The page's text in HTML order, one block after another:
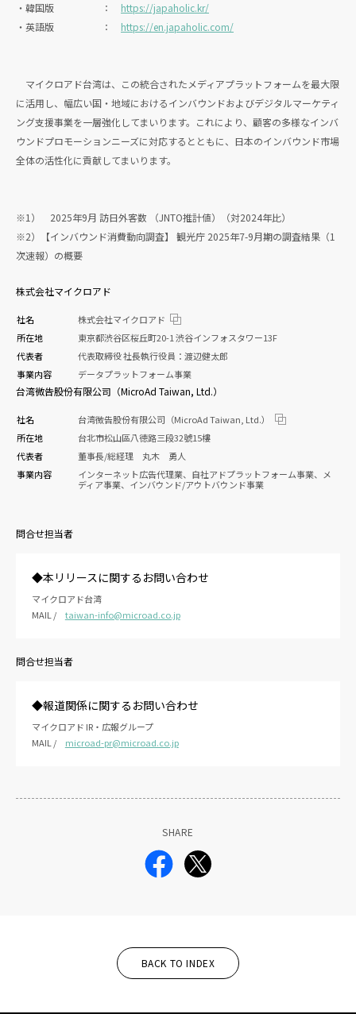
・韓国版 ： https://japaholic.kr/
・英語版 ： https://en.japaholic.com/
マイクロアド台湾は、この統合されたメディアプラットフォームを最大限
に活用し、幅広い国・地域におけるインバウンドおよびデジタルマーケティ
ング支援事業を一層強化してまいります。これにより、顧客の多様なインバ
ウンドプロモーションニーズに対応するとともに、日本のインバウンド市場
全体の活性化に貢献してまいります。
※1） 2025年9月 訪日外客数 （JNTO推計値）（対2024年比）
※2）【インバウンド消費動向調査】 観光庁 2025年7-9月期の調査結果（1
次速報）の概要
株式会社マイクロアド
社名
株式会社マイクロアド
所在地
東京都渋谷区桜丘町20-1 渋谷インフォスタワー13F
代表者
代表取締役 社長執行役員：渡辺健太郎
事業内容
データプラットフォーム事業
台湾微告股份有限公司（MicroAd Taiwan, Ltd.）
社名
台湾微告股份有限公司（MicroAd Taiwan, Ltd.）
所在地
台北市松山區八德路三段32號15樓
代表者
董事長/総経理 丸木 勇人
事業内容
インターネット広告代理業、自社アドプラットフォーム事業、メ
ディア事業、インバウンド/アウトバウンド事業
問合せ担当者
◆本リリースに関するお問い合わせ
マイクロアド台湾
MAIL /
taiwan-info@microad.co.jp
問合せ担当者
◆報道関係に関するお問い合わせ
マイクロアド IR・広報グループ
MAIL /
microad-pr@microad.co.jp
SHARE
BACK TO INDEX